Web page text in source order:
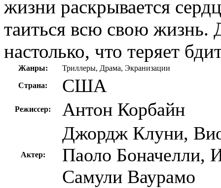
жизни раскрывается
таиться всю свою жизнь.
настолько, что теряет
Жанры: Триллеры, Драма, Экранизации
Страна: США
Режиссер: Антон Корбайн
Актер:
Джордж Клуни,
Паоло Боначелли,
Самули Ваурамо